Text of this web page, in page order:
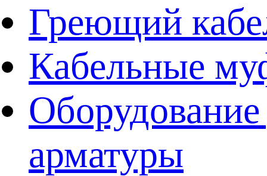
Греющий
Кабельные
арматуры